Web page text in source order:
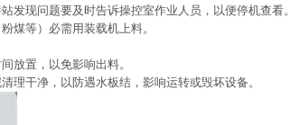
发现问题要及时告诉操控室作业人员，以便停机查看。
煤等）必需用装载机上料。
放置，以免影响出料。
理干净，以防遇水板结，影响运转或毁坏设备。